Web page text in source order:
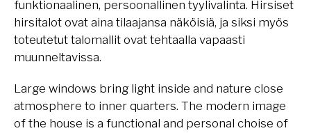
funktionaalinen, persoonallinen tyylivalinta. Hirsiset
hirsitalot ovat aina tilaajansa näköisiä, ja siksi myös
toteutetut talomallit ovat tehtaalla vapaasti
muunneltavissa.
Large windows bring light inside and nature close
atmosphere to inner quarters. The modern image
of the house is a functional and personal choise of